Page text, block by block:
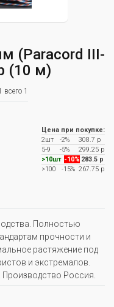
(Paracord III-
(10 м)
всего 1
Цена при покупке:
2шт
-2%
308.7 р
5-9
-5%
299.25 р
>10шт -10% 283.5 р
>100
-15% 267.75 р
Полностью
прочности и
растяжение под
и экстремалов.
Производство Россия.